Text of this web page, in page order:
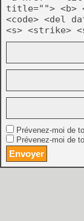
title=""> <b>
<code> <del
<s> <strike>
Prévenez-moi de
Prévenez-moi de